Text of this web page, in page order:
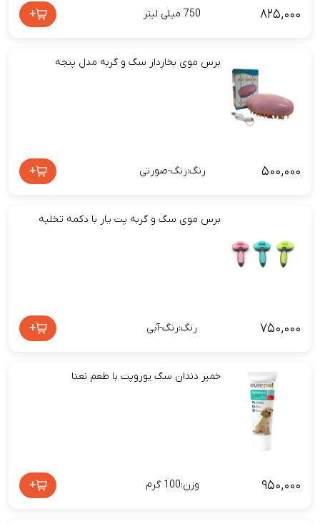
۸۲۵,۰۰۰ 750 میلی لیتر +
برس موی بخاردار سگ و گربه مدل پنجه
۵۰۰,۰۰۰ رنگ:رنگ-صورتی +
برس موی سگ و گربه پت یار با دکمه تخلیه
۷۵۰,۰۰۰ رنگ:رنگ-آبی +
خمیر دندان سگ یوروپت با طعم نعنا
۹۵۰,۰۰۰ وزن:100 گرم +